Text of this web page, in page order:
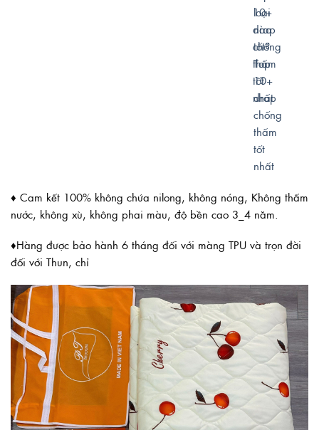
♦️ Cam kết 100% không chứa nilong, không nóng, Không thấm
nước, không xù, không phai màu, độ bền cao 3_4 năm.
♦️Hàng được bảo hành 6 tháng đối với màng TPU và trọn đời
đối với Thun, chỉ